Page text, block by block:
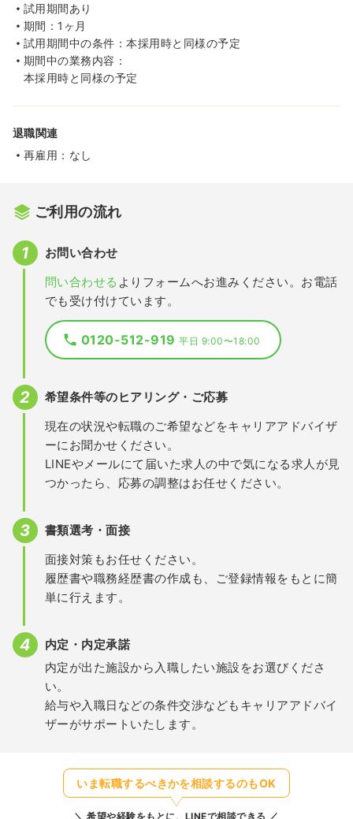
試用期間あり
期間：1ヶ月
試用期間中の条件：本採用時と同様の予定
期間中の業務内容：
本採用時と同様の予定
退職関連
再雇用：なし
ご利用の流れ
お問い合わせ
問い合わせる よりフォームへお進みください。お電話
でも受け付けています。
0120-512-919平日 9:00〜18:00
希望条件等のヒアリング・ご応募
現在の状況や転職のご希望などをキャリアアドバイザ
ーにお聞かせください。
LINEやメールにて届いた求人の中で気になる求人が見
つかったら、応募の調整はお任せください。
書類選考・面接
面接対策もお任せください。
履歴書や職務経歴書の作成も、ご登録情報をもとに簡
単に行えます。
内定・内定承諾
内定が出た施設から入職したい施設をお選びくださ
い。
給与や入職日などの条件交渉などもキャリアアドバイ
ザーがサポートいたします。
いま転職するべきかを相談するのもOK
希望や経験をもとに、LINEで相談できる